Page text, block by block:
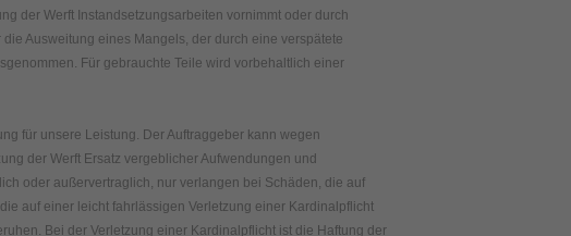
der Werft Instandsetzungsarbeiten vornimmt oder durch
Ausweitung eines Mangels, der durch eine verspätete
Für gebrauchte Teile wird vorbehaltlich einer
für unsere Leistung. Der Auftraggeber kann wegen
der Werft Ersatz vergeblicher Aufwendungen und
oder außervertraglich, nur verlangen bei Schäden, die auf
auf einer leicht fahrlässigen Verletzung einer Kardinalpflicht
Bei der Verletzung einer Kardinalpflicht ist die Haftung der